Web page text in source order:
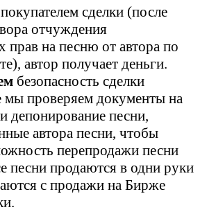
сделки (после
отчуждения
прав на песню от автора по
автор получает деньги.
безопасность сделки
мы проверяем документы на
депонирование песни,
автора песни, чтобы
перепродажи песни
песни продаются в одни руки
с продажи на Бирже